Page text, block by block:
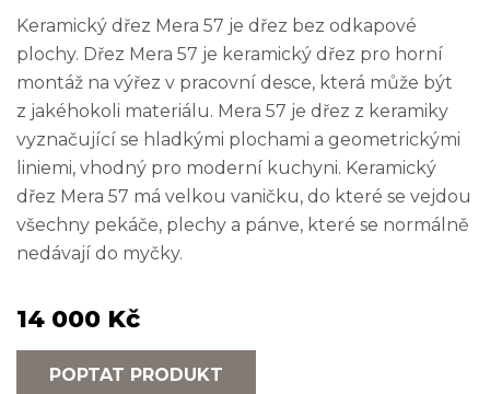
Keramický dřez Mera 57 je dřez bez odkapové
plochy. Dřez Mera 57 je keramický dřez pro horní
montáž na výřez v pracovní desce, která může být
z jakéhokoli materiálu. Mera 57 je dřez z keramiky
vyznačující se hladkými plochami a geometrickými
liniemi, vhodný pro moderní kuchyni. Keramický
dřez Mera 57 má velkou vaničku, do které se vejdou
všechny pekáče, plechy a pánve, které se normálně
nedávají do myčky.
14 000 Kč
POPTAT PRODUKT